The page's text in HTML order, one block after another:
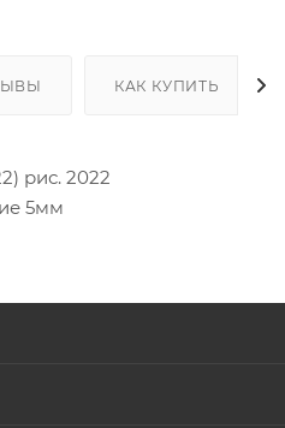
КАК КУПИТЬ
рис. 2022
5мм